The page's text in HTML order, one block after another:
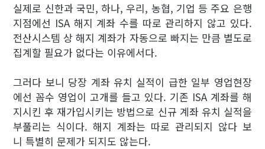
실제로 신한과 국민, 하나, 우리, 농협, 기업 등 주요 은행
지점에선 ISA 해지 계좌 수를 따로 관리하지 않고 있다.
전산시스템 상 해지 계좌가 자동으로 빠지는 만큼 별도로
집계할 필요가 없다는 이유에서다.
그러다 보니 당장 계좌 유치 실적이 급한 일부 영업현장
에선 꼼수 영업이 고개를 들고 있다. 기존 ISA 계좌를 해
지시킨 후 재가입시키는 방법으로 신규 계좌 유치 실적을
부풀리는 식이다. 해지 계좌는 따로 관리되지 않다 보
니 특별히 문제가 되지도 않는다.